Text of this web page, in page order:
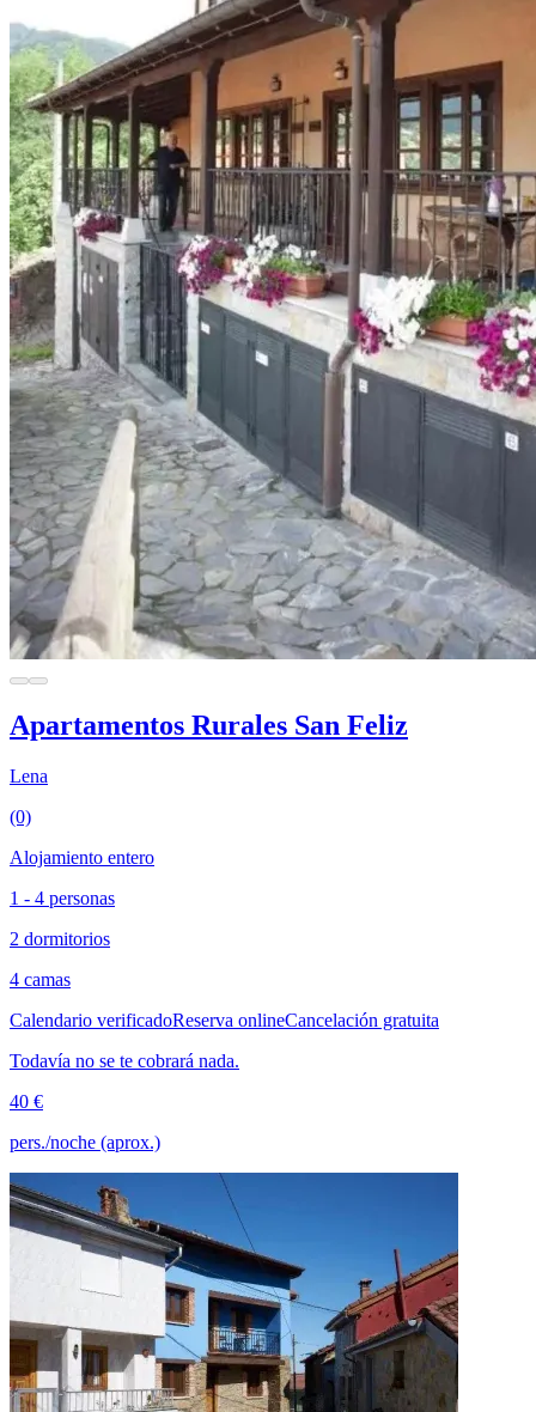
Apartamentos Rurales San Feliz
Lena
(0)
Alojamiento entero
1 - 4 personas
2 dormitorios
4 camas
Calendario verificadoReserva onlineCancelación gratuita
Todavía no se te cobrará nada.
40 €
pers./noche (aprox.)